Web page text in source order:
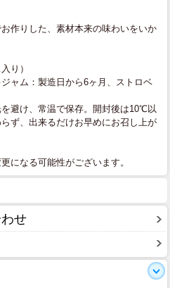
作りした、素材本来の味わいをいか
り）
ャム：製造日から6ヶ月、ストロベ
を避け、常温で保存。開封後は10℃以
ず、出来るだけお早めにお召し上が
になる可能性がございます。
せ